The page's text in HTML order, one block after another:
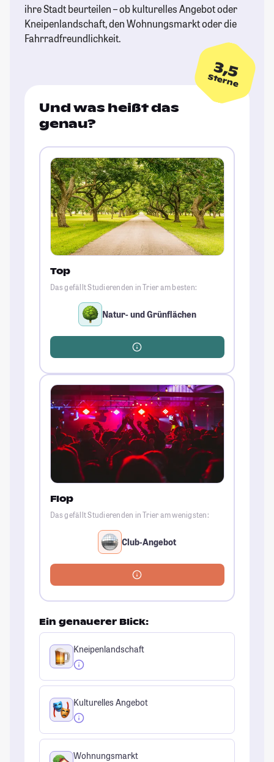
ihre Stadt beurteilen – ob kulturelles Angebot oder
Kneipenlandschaft, den Wohnungsmarkt oder die
Fahrradfreundlichkeit.
3,5
Sterne
Und was heißt das
genau?
Top
Das gefällt Studierenden in Trier am besten:
Natur- und Grünflächen
Flop
Das gefällt Studierenden in Trier am wenigsten:
Club-Angebot
Ein genauerer Blick:
Kneipenlandschaft
Kulturelles Angebot
Wohnungsmarkt